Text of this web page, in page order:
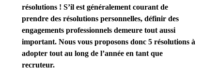
résolutions ! S’il est généralement courant de
prendre des résolutions personnelles, définir des
engagements professionnels demeure tout aussi
important. Nous vous proposons donc 5 résolutions à
adopter tout au long de l’année en tant que
recruteur.